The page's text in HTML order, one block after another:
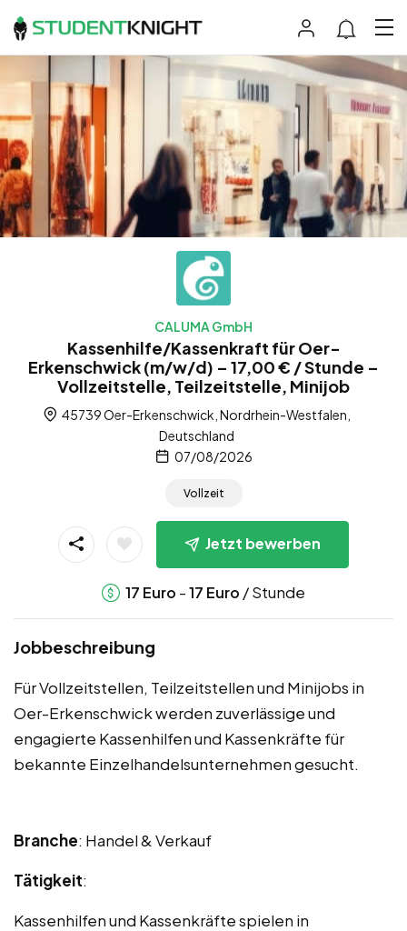
CALUMA GmbH
Kassenhilfe/Kassenkraft für Oer-
Erkenschwick (m/w/d) – 17,00 € / Stunde –
Vollzeitstelle, Teilzeitstelle, Minijob
45739 Oer-Erkenschwick, Nordrhein-Westfalen,
Deutschland
07/08/2026
Vollzeit
Jetzt bewerben
17 Euro -17 Euro / Stunde
Jobbeschreibung
Für Vollzeitstellen, Teilzeitstellen und Minijobs in
Oer-Erkenschwick werden zuverlässige und
engagierte Kassenhilfen und Kassenkräfte für
bekannte Einzelhandelsunternehmen gesucht.
Branche: Handel & Verkauf
Tätigkeit:
Kassenhilfen und Kassenkräfte spielen in